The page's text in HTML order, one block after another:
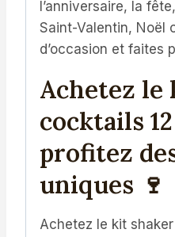
l’anniversaire, la
Saint-Valentin, Noël
d’occasion et faites
Achetez le
cocktails
profitez
uniques 🍷
Achetez le kit